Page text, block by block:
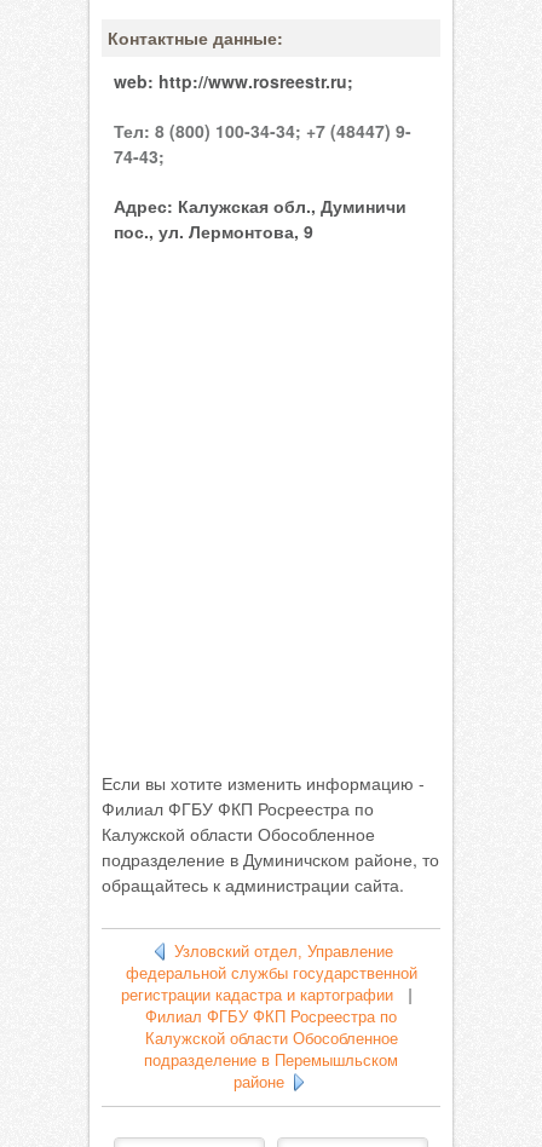
Контактные данные:
web: http://www.rosreestr.ru;
Тел: 8 (800) 100-34-34; +7 (48447) 9-
74-43;
Адрес: Калужская обл., Думиничи
пос., ул. Лермонтова, 9
Если вы хотите изменить информацию -
Филиал ФГБУ ФКП Росреестра по
Калужской области Обособленное
подразделение в Думиничском районе, то
обращайтесь к администрации сайта.
Узловский отдел, Управление
федеральной службы государственной
регистрации кадастра и картографии|
Филиал ФГБУ ФКП Росреестра по
Калужской области Обособленное
подразделение в Перемышльском
районе